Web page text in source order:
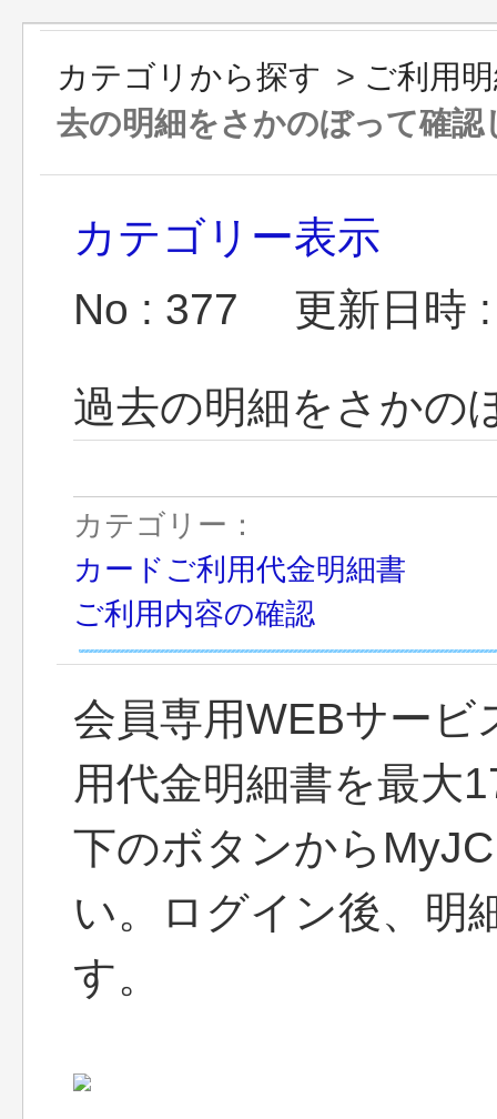
カテゴリから探す > ご利用
去の明細をさかのぼって確認
カテゴリー表示
No : 377
更新日時
過去の明細をさかの
カテゴリー：
カードご利用代金明細書
ご利用内容の確認
会員専用WEBサー
用代金明細書を最大
下のボタンから
い。ログイン後、明
す。